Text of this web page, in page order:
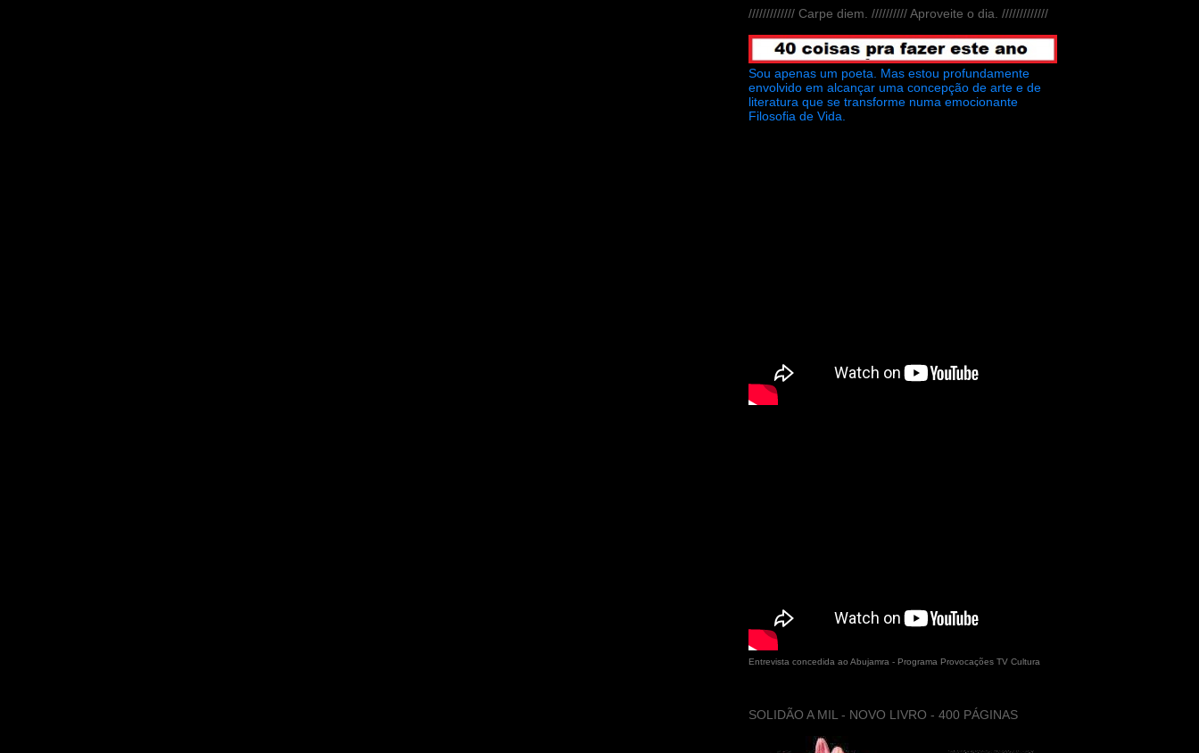
///////////// Carpe diem. ////////// Aproveite o dia. /////////////
Sou apenas um poeta. Mas estou profundamente
envolvido em alcançar uma concepção de arte e de
literatura que se transforme numa emocionante
Filosofia de Vida.
Entrevista concedida ao Abujamra - Programa Provocações TV Cultura
SOLIDÃO A MIL - NOVO LIVRO - 400 PÁGINAS